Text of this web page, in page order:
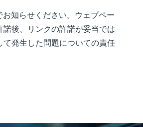
知らせください。ウェブペー
後、リンクの許諾が妥当では
発生した問題についての責任